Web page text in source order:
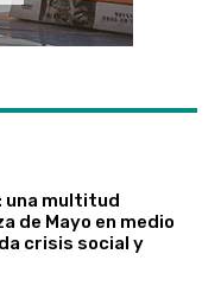
una multitud
de Mayo en medio
crisis social y